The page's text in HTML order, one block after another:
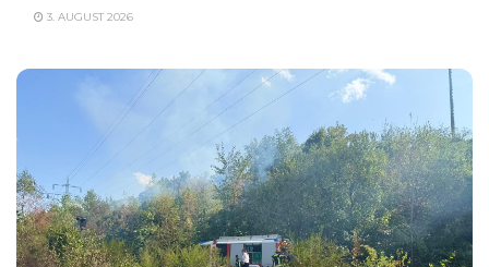
3. AUGUST 2026